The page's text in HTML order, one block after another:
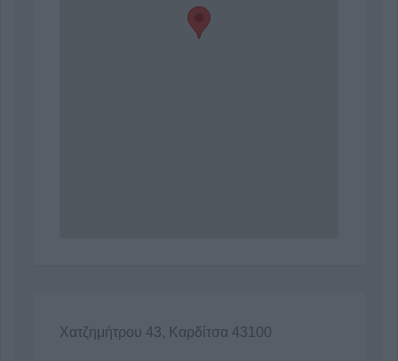
Χατζημήτρου 43, Καρδίτσα 43100